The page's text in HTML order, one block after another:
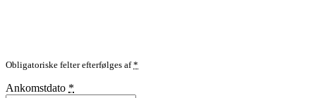
Obligatoriske felter efterfølges af*
Ankomstdato *